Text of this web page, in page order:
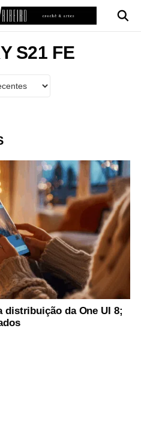
S21 FE
distribuição da One UI 8;